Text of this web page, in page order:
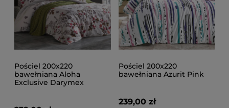
Pościel 200x220
bawełniana Aloha
Exclusive Darymex
Pościel 200x220
bawełniana Azurit Pink
239,00 zł